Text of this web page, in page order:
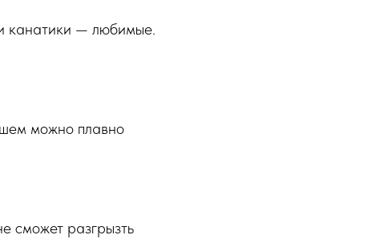
канатики — любимые.
можно плавно
сможет разгрызть